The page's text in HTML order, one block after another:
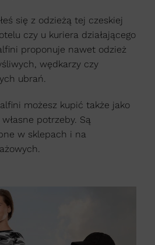
się z odzieżą tej czeskiej
czy u kuriera działającego
proponuje nawet odzież
wędkarzy czy
ubrań.
możesz kupić także jako
potrzeby. Są
w sklepach i na